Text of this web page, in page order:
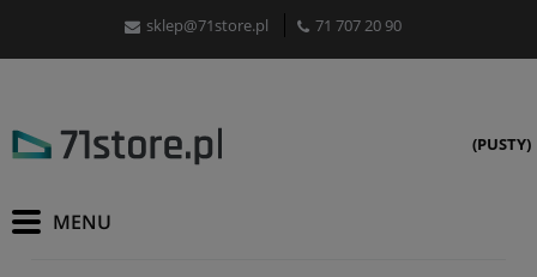
sklep@71store.pl 71 707 20 90
(PUSTY)